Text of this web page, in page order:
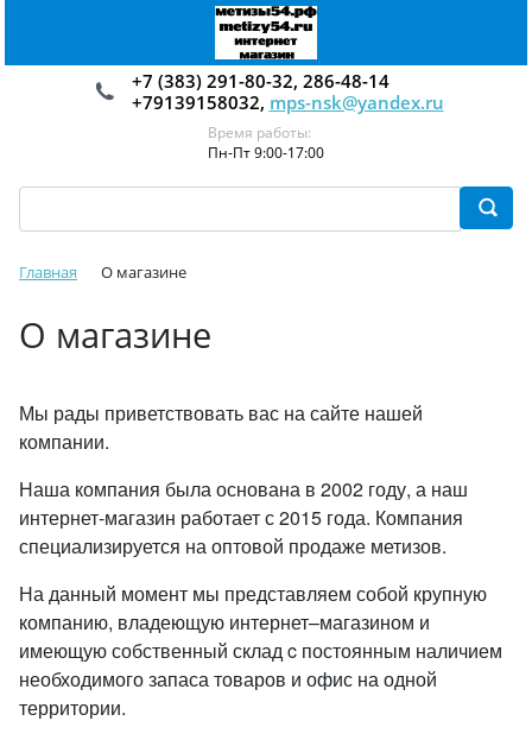
+7 (383) 291-80-32, 286-48-14
+79139158032, mps-nsk@yandex.ru
Время работы:
Пн-Пт 9:00-17:00
Главная О магазине
О магазине
Мы рады приветствовать вас на сайте нашей
компании.
Наша компания была основана в 2002 году, а наш
интернет-магазин работает с 2015 года. Компания
специализируется на оптовой продаже метизов.
На данный момент мы представляем собой крупную
компанию, владеющую интернет–магазином и
имеющую собственный склад c постоянным наличием
необходимого запаса товаров и офис на одной
территории.